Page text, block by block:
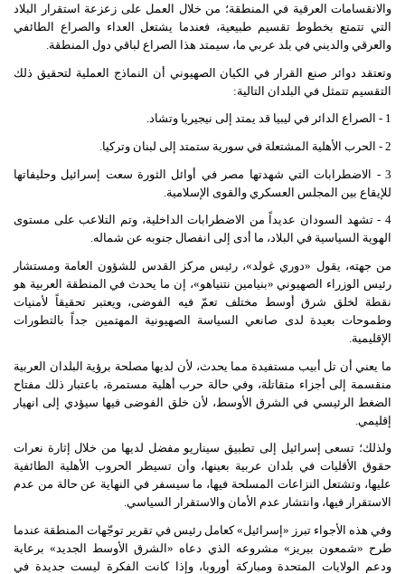
والانقسامات العرقية في المنطقة؛ من خلال العمل على زعزعة استقرار البلاد
التي تتمتع بخطوط تقسيم طبيعية، فعندما يشتعل العداء والصراع الطائفي
والعرقي والديني في بلد عربي ما، سيمتد هذا الصراع لباقي دول المنطقة.
وتعتقد دوائر صنع القرار في الكيان الصهيوني أن النماذج العملية لتحقيق ذلك
التقسيم تتمثل في البلدان التالية:
1 - الصراع الدائر في ليبيا قد يمتد إلى نيجيريا وتشاد.
2 - الحرب الأهلية المشتعلة في سورية ستمتد إلى لبنان وتركيا.
3 - الاضطرابات التي شهدتها مصر في أوائل الثورة سعت إسرائيل وحليفاتها
للإيقاع بين المجلس العسكري والقوى الإسلامية.
4 - تشهد السودان عديداً من الاضطرابات الداخلية، وتم التلاعب على مستوى
الهوية السياسية في البلاد، ما أدى إلى انفصال جنوبه عن شماله.
من جهته، يقول «دوري غولد»، رئيس مركز القدس للشؤون العامة ومستشار
رئيس الوزراء الصهيوني «بنيامين نتنياهو»، إن ما يحدث في المنطقة العربية هو
نقطة لخلق شرق أوسط مختلف تعمّ فيه الفوضى، ويعتبر تحقيقاً لأمنيات
وطموحات بعيدة لدى صانعي السياسة الصهيونية المهتمين جداً بالتطورات
الإقليمية.
ما يعني أن تل أبيب مستفيدة مما يحدث، لأن لديها مصلحة برؤية البلدان العربية
منقسمة إلى أجزاء متقاتلة، وفي حالة حرب أهلية مستمرة، باعتبار ذلك مفتاح
الضغط الرئيسي في الشرق الأوسط، لأن خلق الفوضى فيها سيؤدي إلى انهيار
إقليمي.
ولذلك؛ تسعى إسرائيل إلى تطبيق سيناريو مفضل لديها من خلال إثارة نعرات
حقوق الأقليات في بلدان عربية بعينها، وأن تسيطر الحروب الأهلية الطائفية
عليها، وتشتعل النزاعات المسلحة فيها، ما سيسفر في النهاية عن حالة من عدم
الاستقرار فيها، وانتشار عدم الأمان والاستقرار السياسي.
وفي هذه الأجواء تبرز «إسرائيل» كعامل رئيس في تقرير توجّهات المنطقة عندما
طرح «شمعون بيريز» مشروعه الذي دعاه «الشرق الأوسط الجديد» برعاية
ودعم الولايات المتحدة ومباركة أوروبا، وإذا كانت الفكرة ليست جديدة في